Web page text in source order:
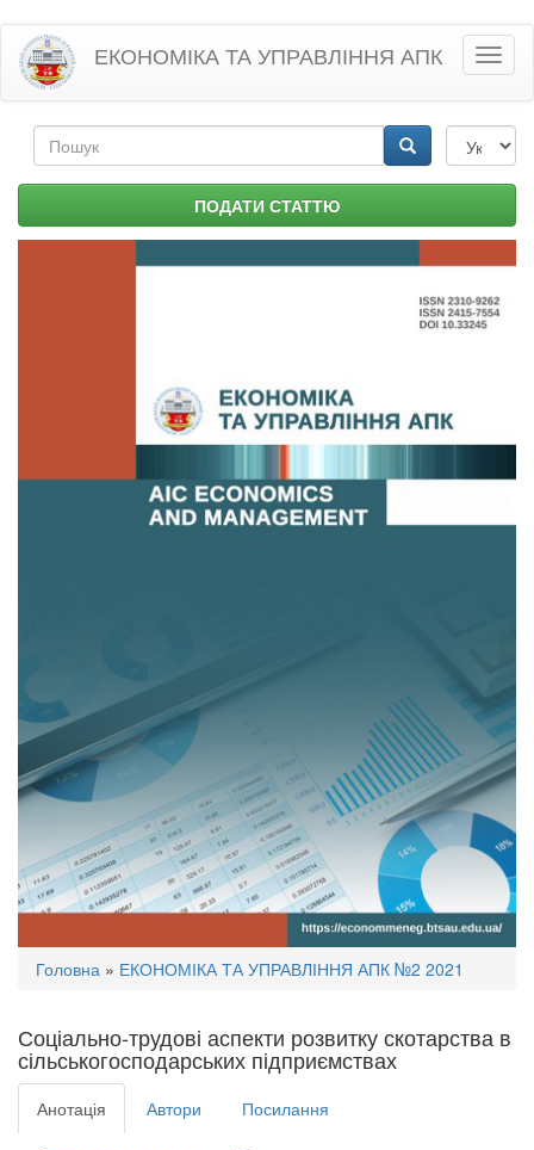
Перейти
основного
матеріалу
ЕКОНОМІКА ТА УПРАВЛІННЯ АПК
Пошукова
форма ПОДАТИ СТАТТЮ
Ви
тут
Головна » ЕКОНОМІКА ТА УПРАВЛІННЯ АПК №2 2021
Соціально-трудові аспекти розвитку скотарства в
сільськогосподарських підприємствах
Анотація Автори Посилання